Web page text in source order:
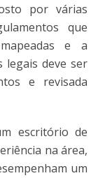
por várias
que
e a
legais deve ser
e revisada
escritório de
na área,
um